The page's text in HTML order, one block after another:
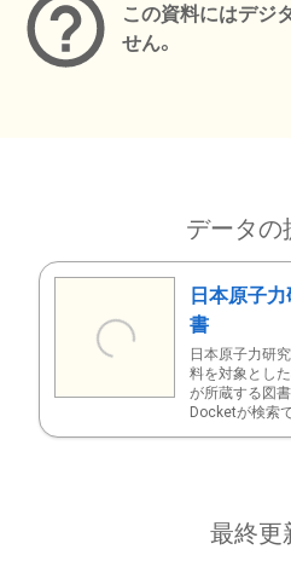
この資料にはデジ
せん。
データの
日本原子
書
日本原子力研
料を対象とし
が所蔵する図書
Docketが検索
最終更